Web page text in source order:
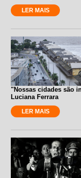
LER MAIS
"Nossas cidades são
Luciana Ferrara
LER MAIS